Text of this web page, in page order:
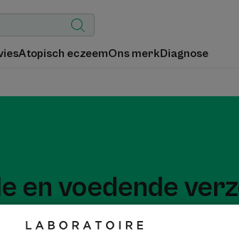
Atopisch eczeemOns merkDiagnose
en voedende
van zachte hydratatie en voeding. Deze